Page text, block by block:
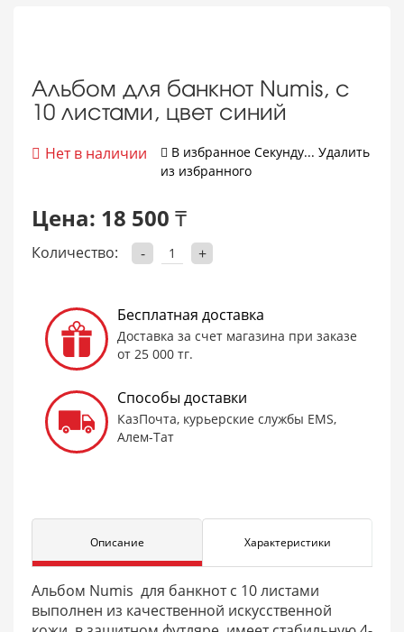
Альбом для банкнот Numis, с
10 листами, цвет синий
Нет в наличии В избранное Cекунду... Удалить
из избранного
Цена: 18 500 ₸
Количество: - +
Бесплатная доставка
Доставка за счет магазина при заказе
от 25 000 тг.
Способы доставки
КазПочта, курьерские службы EMS,
Алем-Тат
Описание Характеристики
Альбом Numis для банкнот с 10 листами
выполнен из качественной искусственной